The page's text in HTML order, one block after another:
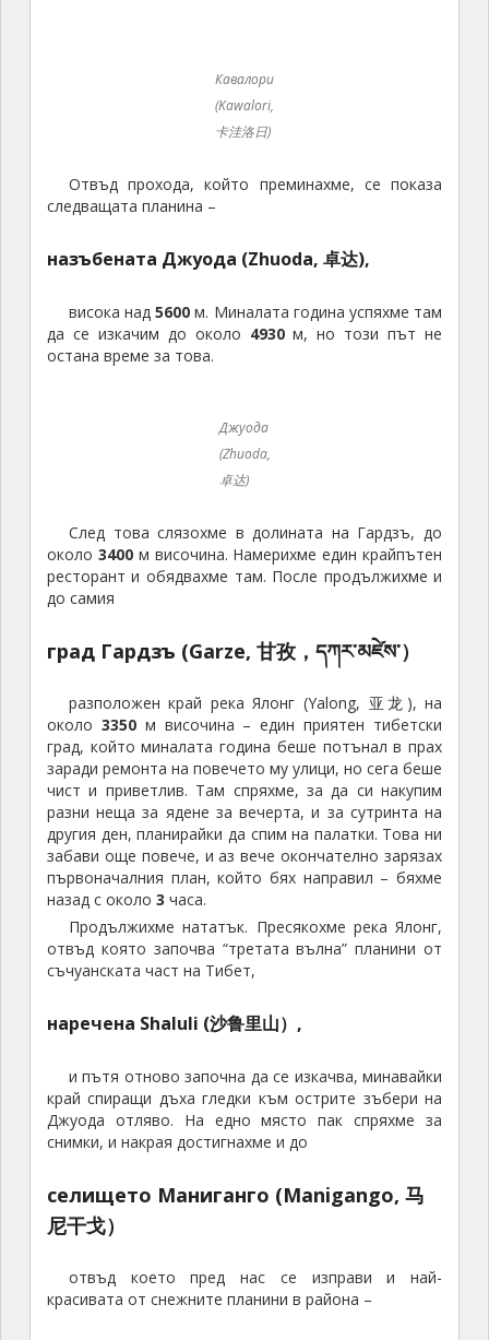
Кавалори
(Kawalori,
卡洼洛日)
Отвъд прохода, който преминахме, се показа
следващата планина –
назъбената Джуода (Zhuoda, 卓达),
висока над5600 м. Миналата година успяхме там
да се изкачим до около 4930м, но този път не
остана време за това.
Джуода
(Zhuoda,
卓达)
След това слязохме в долината на Гардзъ, до
около 3400м височина. Намерихме един крайпътен
ресторант и обядвахме там. После продължихме и
до самия
град Гардзъ (Garze, 甘孜，དཀར་མཛེས་）
разположен край река Ялонг (Yalong, 亚龙), на
около 3350м височина – един приятен тибетски
град, който миналата година беше потънал в прах
заради ремонта на повечето му улици, но сега беше
чист и приветлив. Там спряхме, за да си накупим
разни неща за ядене за вечерта, и за сутринта на
другия ден, планирайки да спим на палатки. Това ни
забави още повече, и аз вече окончателно зарязах
първоначалния план, който бях направил – бяхме
назад с около 3 часа.
Продължихме нататък. Пресякохме река Ялонг,
отвъд която започва “третата вълна” планини от
съчуанската част на Тибет,
наречена Shaluli (沙鲁里山）,
и пътя отново започна да се изкачва, минавайки
край спиращи дъха гледки към острите зъбери на
Джуода отляво. На едно място пак спряхме за
снимки, и накрая достигнахме и до
селището Маниганго (Manigango, 马
尼干戈）
отвъд което пред нас се изправи и най-
красивата от снежните планини в района –